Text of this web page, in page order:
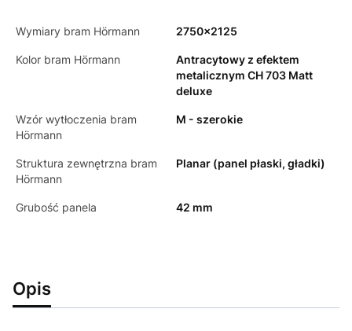
Wymiary bram Hörmann 2750x2125
Kolor bram Hörmann
Antracytowy z efektem
metalicznym CH 703 Matt
deluxe
Wzór wytłoczenia bram
Hörmann
M - szerokie
Struktura zewnętrzna bram
Hörmann
Planar (panel płaski, gładki)
Grubość panela 42 mm
Opis